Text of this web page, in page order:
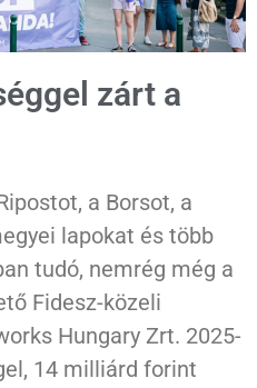
zárt a
a Borsot, a
lapokat és több
tudó, nemrég még a
Fidesz-közeli
Hungary Zrt. 2025-
14 milliárd forint